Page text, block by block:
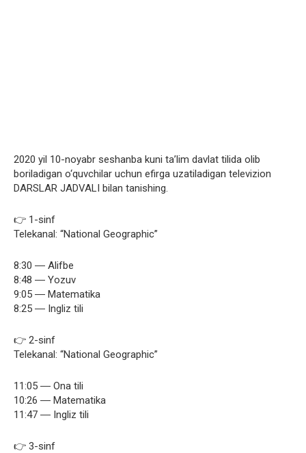
2020 yil 10-noyabr seshanba kuni ta’lim davlat tilida olib
boriladigan o‘quvchilar uchun efirga uzatiladigan televizion
DARSLAR JADVALI bilan tanishing.
👉 1-sinf
Telekanal: “National Geographic”
8:30 ― Alifbe
8:48 ― Yozuv
9:05 ― Matematika
8:25 ― Ingliz tili
👉 2-sinf
Telekanal: “National Geographic”
11:05 ― Ona tili
10:26 ― Matematika
11:47 ― Ingliz tili
👉 3-sinf